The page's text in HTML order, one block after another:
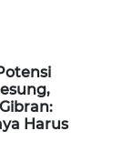
Harus